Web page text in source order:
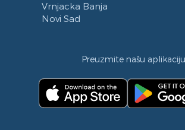
Vrnjacka Banja
Novi Sad
Preuzmite našu aplikaciju